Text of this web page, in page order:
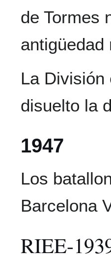
de Tormes
La División
disuelto la
1947
Los
Barcelona
RIEE-